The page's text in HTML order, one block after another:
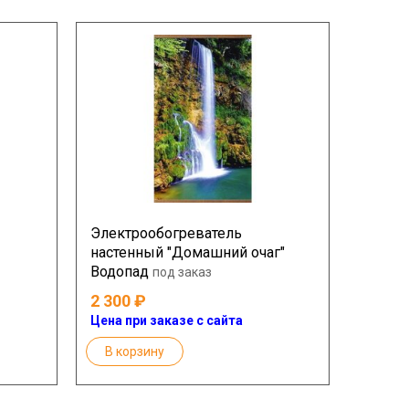
Электрообогреватель
настенный "Домашний очаг"
Водопадпод заказ
2 300
Цена при заказе с сайта
В корзину